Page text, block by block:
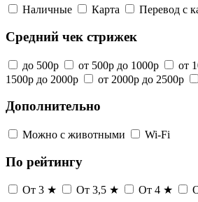
Наличные Карта Перевод с
Средний чек стрижек
до 500р от 500р до 1000р от
1500р до 2000р
от 2000р до 2500р
Дополнительно
Можно с животными Wi-Fi
По рейтингу
От 3 ★ От 3,5 ★ От 4 ★